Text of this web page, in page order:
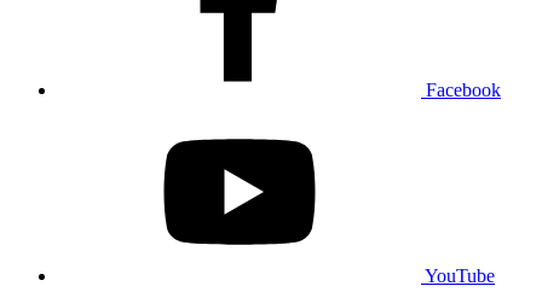
Facebook
YouTube